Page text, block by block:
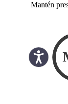
Mantén